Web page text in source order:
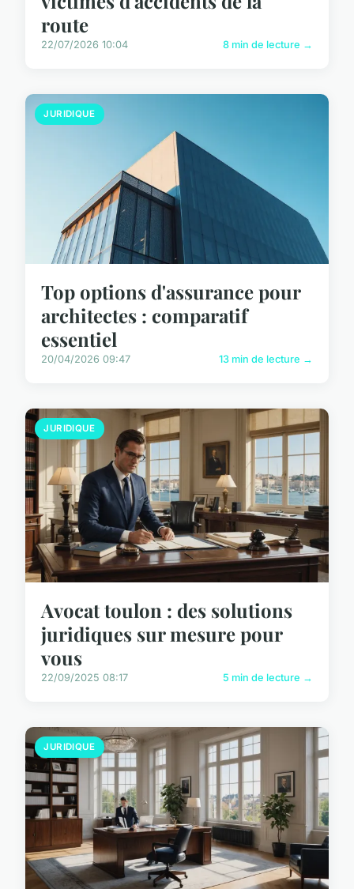
route
22/07/2026 10:04 8 min de lecture →
JURIDIQUE
Top options d'assurance pour
architectes : comparatif
essentiel
20/04/2026 09:47 13 min de lecture →
JURIDIQUE
Avocat toulon : des solutions
juridiques sur mesure pour
vous
22/09/2025 08:17 5 min de lecture →
JURIDIQUE